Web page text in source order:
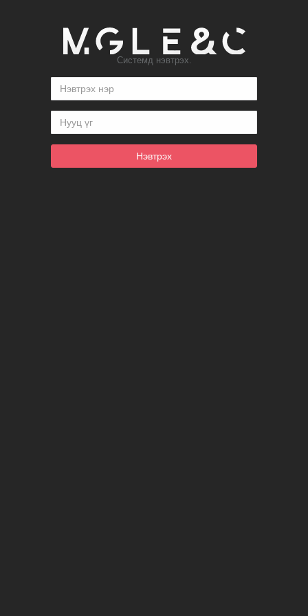
Системд нэвтрэх.
Нэвтрэх